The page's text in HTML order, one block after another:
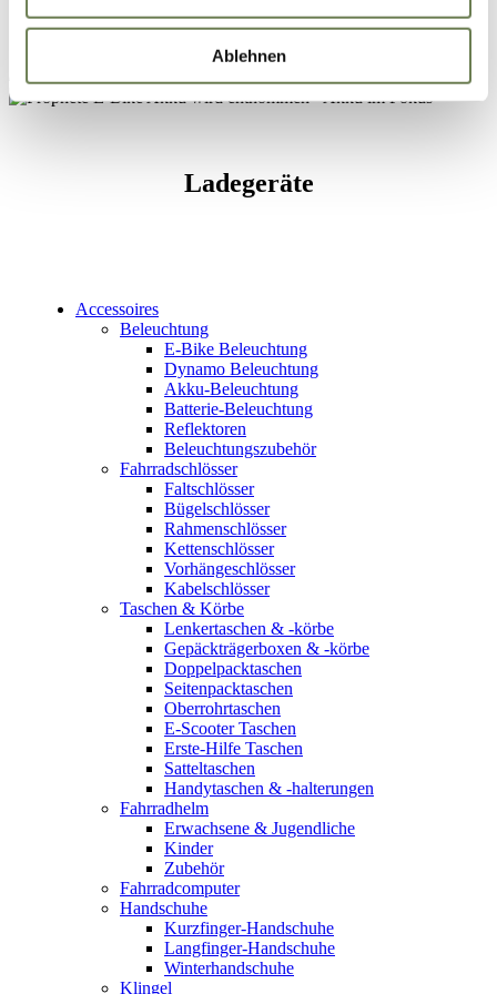
Link „Details “ finden Sie eine Übersicht über alle
verwendeten Cookies. Sie können Ihre Einwilligung zu
Ablehnen
Service
Mein Konto
Ladegeräte
Accessoires
Beleuchtung
E-Bike Beleuchtung
Dynamo Beleuchtung
Akku-Beleuchtung
Batterie-Beleuchtung
Reflektoren
Beleuchtungszubehör
Fahrradschlösser
Faltschlösser
Bügelschlösser
Rahmenschlösser
Kettenschlösser
Vorhängeschlösser
Kabelschlösser
Taschen & Körbe
Lenkertaschen & -körbe
Gepäckträgerboxen & -körbe
Doppelpacktaschen
Seitenpacktaschen
Oberrohrtaschen
E-Scooter Taschen
Erste-Hilfe Taschen
Satteltaschen
Handytaschen & -halterungen
Fahrradhelm
Erwachsene & Jugendliche
Kinder
Zubehör
Fahrradcomputer
Handschuhe
Kurzfinger-Handschuhe
Langfinger-Handschuhe
Winterhandschuhe
Klingel